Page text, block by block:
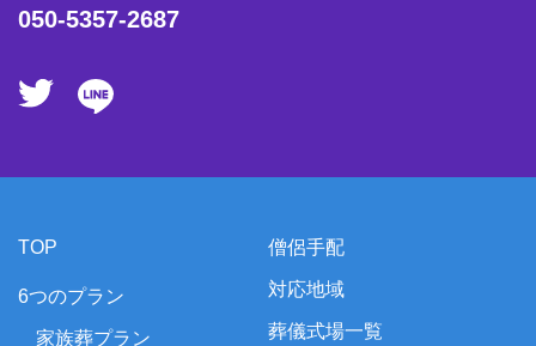
050-5357-2687
TOP
6つのプラン
家族葬プラン
僧侶手配
対応地域
葬儀式場一覧